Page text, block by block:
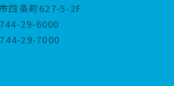
四条町627-5-2F
29-6000
29-7000